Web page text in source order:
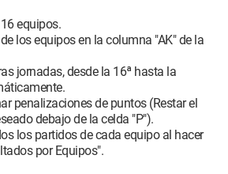
equipos.
los equipos en la columna "AK" de la
jornadas, desde la 16ª hasta la
penalizaciones de puntos (Restar el
debajo de la celda "P").
los partidos de cada equipo al hacer
por Equipos".